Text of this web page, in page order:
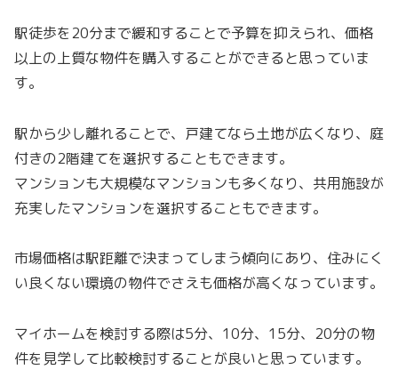
駅徒歩を20分まで緩和することで予算を抑えられ、価格
以上の上質な物件を購入することができると思っていま
す。
駅から少し離れることで、戸建てなら土地が広くなり、庭
付きの2階建てを選択することもできます。
マンションも大規模なマンションも多くなり、共用施設が
充実したマンションを選択することもできます。
市場価格は駅距離で決まってしまう傾向にあり、住みにく
い良くない環境の物件でさえも価格が高くなっています。
マイホームを検討する際は5分、10分、15分、20分の物
件を見学して比較検討することが良いと思っています。